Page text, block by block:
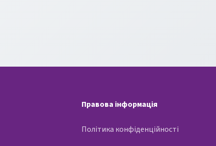
Правова інформація
Політика конфіденційності